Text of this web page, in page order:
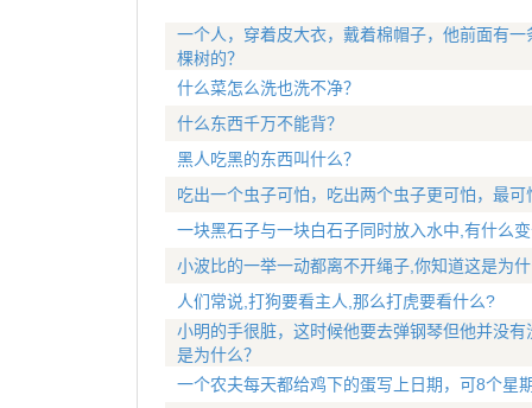
一个人，穿着皮大衣，戴着棉帽子，他前面有
棵树的？
什么菜怎么洗也洗不净？
什么东西千万不能背？
黑人吃黑的东西叫什么？
吃出一个虫子可怕，吃出两个虫子更可怕，最
一块黑石子与一块白石子同时放入水中,有什么
小波比的一举一动都离不开绳子,你知道这是为
人们常说,打狗要看主人,那么打虎要看什么?
小明的手很脏，这时候他要去弹钢琴但他并没
是为什么？
一个农夫每天都给鸡下的蛋写上日期，可8个星